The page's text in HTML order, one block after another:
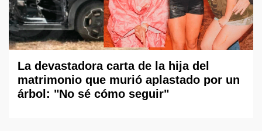
La devastadora carta de la hija del
matrimonio que murió aplastado por un
árbol: "No sé cómo seguir"